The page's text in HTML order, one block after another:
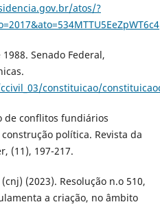
atos/?
Senado Federal,
constituicao/
de conflitos fundiários
política. Revista da
(11), 197-217.
(2023). Resolução n.o 510,
a criação, no âmbito